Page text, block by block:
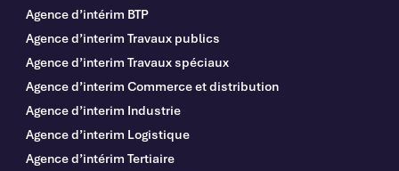
Agence d’intérim BTP
Agence d’interim Travaux publics
Agence d’interim Travaux spéciaux
Agence d’interim Commerce et distribution
Agence d’interim Industrie
Agence d’interim Logistique
Agence d’intérim Tertiaire